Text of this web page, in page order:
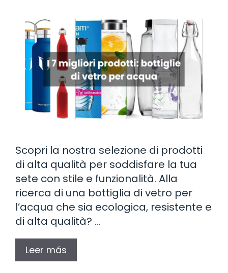
Scopri la nostra selezione di prodotti
di alta qualità per soddisfare la tua
sete con stile e funzionalità. Alla
ricerca di una bottiglia di vetro per
l’acqua che sia ecologica, resistente e
di alta qualità? …
Leer más